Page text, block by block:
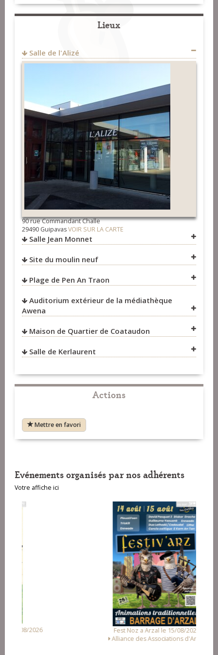
34 allée des Camélias
29490Guipavas
Groupes
Lieux
Salle de l'Alizé
90 rue Commandant Challe
29490 GuipavasVOIR SUR LA CARTE
Salle Jean Monnet
VOIR SUR LA CARTE
Site du moulin neuf
VOIR SUR LA CARTE
Plage de Pen An Traon
VOIR SUR LA CARTE
Auditorium extérieur de la médiathèque
Awena
VOIR SUR LA CARTE
Maison de Quartier de Coataudon
VOIR SUR LA CARTE
Salle de Kerlaurent
VOIR SUR LA CARTE
Actions
Mettre en favori
Evénements organisés par nos adhérents
Votre affiche ici
Fest Noz a Arzal le 15/08/2026
Alliance des Associations d'Arzal